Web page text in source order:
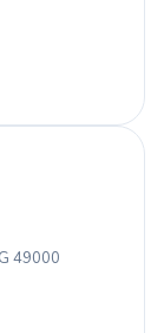
49000